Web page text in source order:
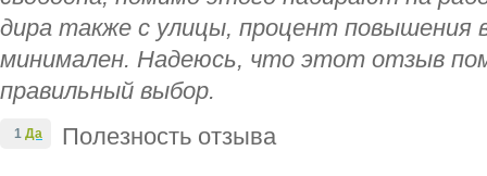
дира также с улицы, процент повышения
минимален. Надеюсь, что этот отзыв
правильный выбор.
Полезность отзыва
1 Да